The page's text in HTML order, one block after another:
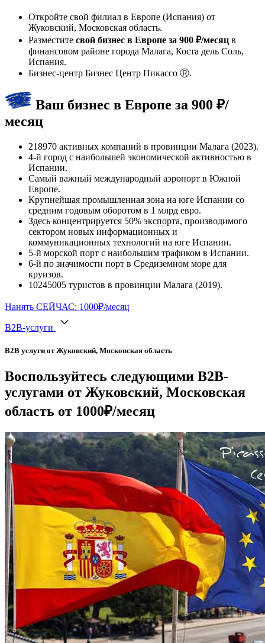
Откройте свой филиал в Европе (Испания) от
Жуковский, Московская область.
Разместите свой бизнес в Европе за 900 ₽/месяц в
финансовом районе города Малага, Коста дель Соль,
Испания.
Бизнес-центр Бизнес Центр Пикассо Ⓡ.
Ваш бизнес в Европе за 900 ₽/
месяц
218970 активных компаний в провинции Малага (2023).
4-й город с наибольшей экономической активностью в
Испании.
Самый важный международный аэропорт в Южной
Европе.
Крупнейшая промышленная зона на юге Испании со
средним годовым оборотом в 1 млрд евро.
Здесь концентрируется 50% экспорта, производимого
сектором новых информационных и
коммуникационных технологий на юге Испании.
5-й морской порт с наибольшим трафиком в Испании.
6-й по значимости порт в Средиземном море для
круизов.
10245005 туристов в провинции Малага (2019).
Нанять СЕЙЧАС: 1000₽/месяц
B2B-услуги
B2B услуги от Жуковский, Московская область
Воспользуйтесь следующими B2B-
услугами от Жуковский, Московская
область от 1000₽/месяц